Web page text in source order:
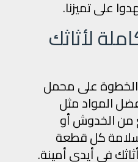
على تميزنا.
لأثاثك
الخطوة على محمل
المواد مثل
من الخدوش أو
سلامة كل قطعة
في أيدي أمينة.